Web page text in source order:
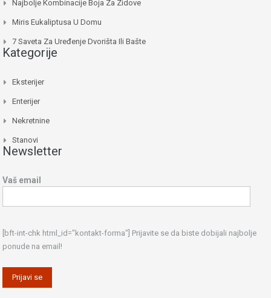
Najbolje Kombinacije Boja Za Zidove
Miris Eukaliptusa U Domu
7 Saveta Za Uređenje Dvorišta Ili Bašte
Kategorije
Eksterijer
Enterijer
Nekretnine
Stanovi
Newsletter
Vaš email
[bft-int-chk html_id="kontakt-forma"] Prijavite se da biste dobijali najbolje
ponude na email!